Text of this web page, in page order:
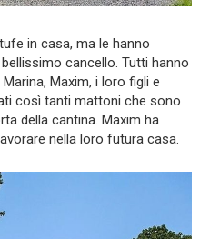
in casa, ma le hanno
cancello. Tutti hanno
Maxim, i loro figli e
così tanti mattoni che sono
della cantina. Maxim ha
nella loro futura casa.